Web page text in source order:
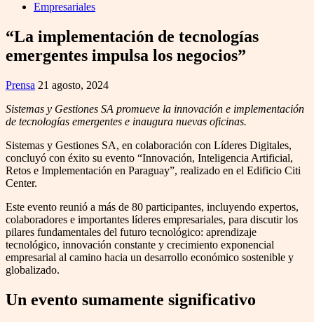
Empresariales
“La implementación de tecnologías
emergentes impulsa los negocios”
Prensa 21 agosto, 2024
Sistemas y Gestiones SA promueve la innovación e implementación
de tecnologías emergentes e inaugura nuevas oficinas.
Sistemas y Gestiones SA, en colaboración con Líderes Digitales,
concluyó con éxito su evento “Innovación, Inteligencia Artificial,
Retos e Implementación en Paraguay”, realizado en el Edificio Citi
Center.
Este evento reunió a más de 80 participantes, incluyendo expertos,
colaboradores e importantes líderes empresariales, para discutir los
pilares fundamentales del futuro tecnológico: aprendizaje
tecnológico, innovación constante y crecimiento exponencial
empresarial al camino hacia un desarrollo económico sostenible y
globalizado.
Un evento sumamente significativo